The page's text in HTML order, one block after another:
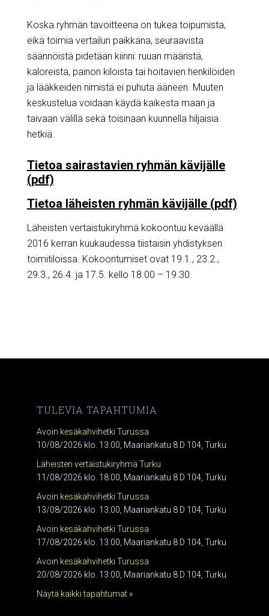
Koska ryhmän tavoitteena on tukea toipumista,
eikä toimia vertailun paikkana, seuraavista
säännöistä pidetään kiinni: ruuan määristä,
kaloreista, painon kiloista tai hoitavien henkilöiden
ja lääkkeiden nimistä ei puhuta ääneen. Muuten
keskustelua voidaan käydä kaikesta maan ja
taivaan välillä sekä toisinaan kuunnella hiljaisia
hetkiä.
Tietoa sairastavien ryhmän kävijälle
(pdf)
Tietoa läheisten ryhmän kävijälle (pdf)
Läheisten vertaistukiryhmä kokoontuu keväällä
2016 kerran kuukaudessa tiistaisin yhdistyksen
toimitiloissa. Kokoontumiset ovat 19.1., 23.2.,
29.3., 26.4. ja 17.5. kello 18.00 – 19.30.
TULEVIA TAPAHTUMIA
Avoin kesäkahvihetki Turussa
10/08/2026 klo. 13:00, Maariankatu 8 D 104, Turku
Läheisten vertaistukiryhmä Turku
11/08/2026 klo. 18:00, Maariankatu 8 D 104, Turku
Avoin kesäkahvihetki Turussa
13/08/2026 klo. 13:00, Maariankatu 8 D 104, Turku
Avoin kesäkahvihetki Turussa
17/08/2026 klo. 13:00, Maariankatu 8 D 104, Turku
Avoin kesäkahvihetki Turussa
20/08/2026 klo. 13:00, Maariankatu 8 D 104, Turku
Näytä kaikki tapahtumat »